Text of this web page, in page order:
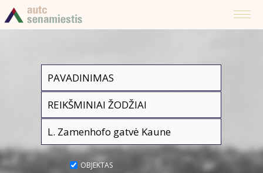
OBJEKTAS